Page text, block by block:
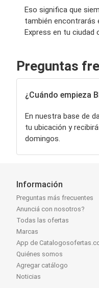
Eso significa que
también encontrarás
Express en tu ciudad
Preguntas
¿Cuándo empieza
En nuestra base de
tu ubicación y
domingos.
Información
Preguntas más frecuentes
Anunciá con nosotros?
Todas las ofertas
Marcas
App de
Quiénes somos
Agregar catálogo
Noticias